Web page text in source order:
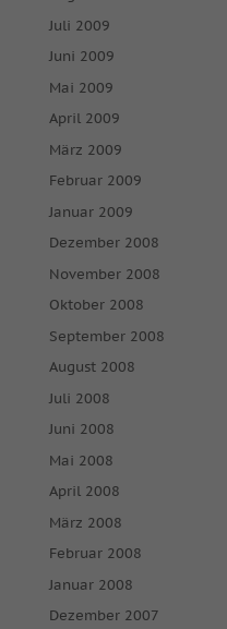
Juli 2009
Juni 2009
Mai 2009
April 2009
März 2009
Februar 2009
Januar 2009
Dezember 2008
November 2008
Oktober 2008
September 2008
August 2008
Juli 2008
Juni 2008
Mai 2008
April 2008
März 2008
Februar 2008
Januar 2008
Dezember 2007